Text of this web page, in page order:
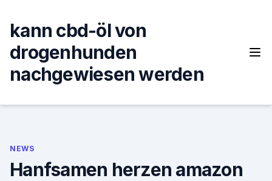
content
kann cbd-öl von
drogenhunden
nachgewiesen werden
NEWS
Hanfsamen herzen amazon